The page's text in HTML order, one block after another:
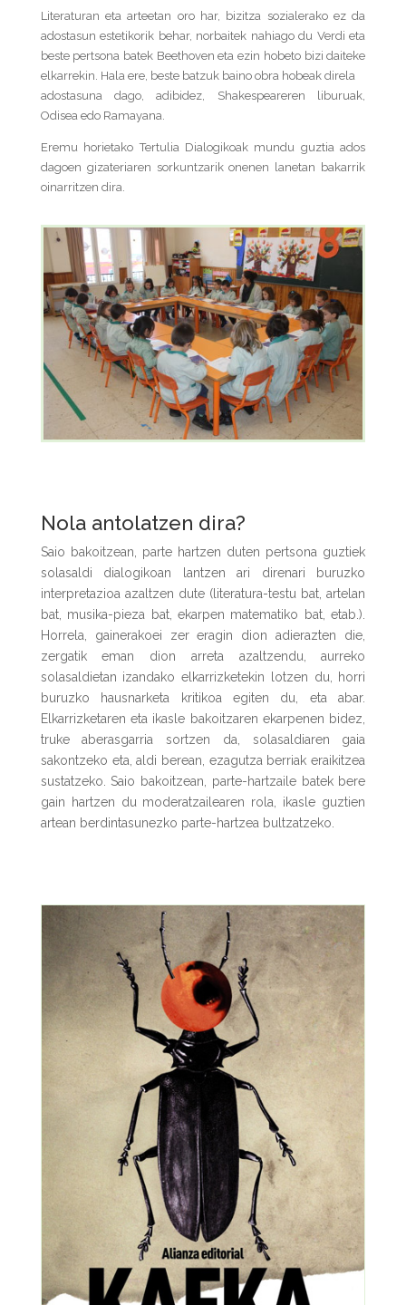
Literaturan eta arteetan oro har, bizitza sozialerako ez da
adostasun estetikorik behar, norbaitek nahiago du Verdi eta
beste pertsona batek Beethoven eta ezin hobeto bizi daiteke
elkarrekin. Hala ere, beste batzuk baino obra hobeak direla
adostasuna dago, adibidez, Shakespeareren liburuak,
Odisea edo Ramayana.
Eremu horietako Tertulia Dialogikoak mundu guztia ados
dagoen gizateriaren sorkuntzarik onenen lanetan bakarrik
oinarritzen dira.
Nola antolatzen dira?
Saio bakoitzean, parte hartzen duten pertsona guztiek
solasaldi dialogikoan lantzen ari direnari buruzko
interpretazioa azaltzen dute (literatura-testu bat, artelan
bat, musika-pieza bat, ekarpen matematiko bat, etab.).
Horrela, gainerakoei zer eragin dion adierazten die,
zergatik eman dion arreta azaltzendu, aurreko
solasaldietan izandako elkarrizketekin lotzen du, horri
buruzko hausnarketa kritikoa egiten du, eta abar.
Elkarrizketaren eta ikasle bakoitzaren ekarpenen bidez,
truke aberasgarria sortzen da, solasaldiaren gaia
sakontzeko eta, aldi berean, ezagutza berriak eraikitzea
sustatzeko. Saio bakoitzean, parte-hartzaile batek bere
gain hartzen du moderatzailearen rola, ikasle guztien
artean berdintasunezko parte-hartzea bultzatzeko.